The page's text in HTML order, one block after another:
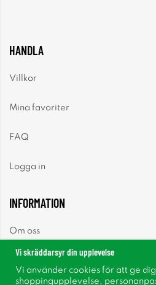
HANDLA
Villkor
Mina favoriter
FAQ
Logga in
INFORMATION
Om oss
Vi skräddarsyr din upplevelse
Vi använder cookies för att ge
shoppingupplevelse,